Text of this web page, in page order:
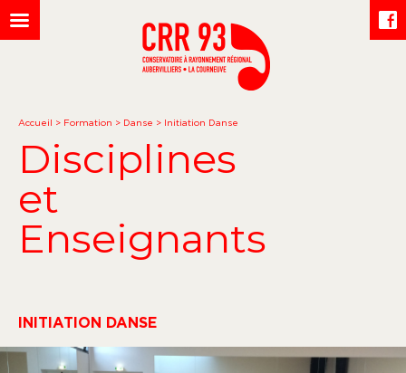
Accueil > Formation > Danse > Initiation Danse
Disciplines
et
Enseignants
INITIATION DANSE